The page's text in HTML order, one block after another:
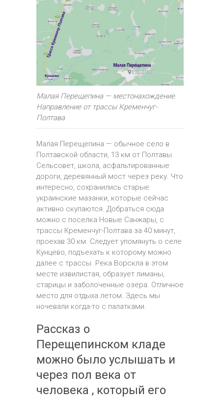
Малая Перещепина — местонахождение.
Направление от трассы Кременчуг-
Полтава
Малая Перещепина — обычное село в
Полтавской области, 13 км от Полтавы.
Сельсовет, школа, асфальтированные
дороги, деревянный мост через реку. Что
интересно, сохранились старые
украинские мазанки, которые сейчас
активно скупаются. Добраться сюда
можно с поселка Новые Санжары, с
трассы Кременчуг-Полтава за 40 минут,
проехав 30 км. Следует упомянуть о селе
Кунцево, подъехать к которому можно
далее с трассы. Река Ворскла в этом
месте извилистая, образует лиманы,
старицы и заболоченные озёра. Отличное
место для отдыха летом. Здесь мы
ночевали когда-то с палатками.
Рассказ о
Перещепинском кладе
можно было услышать и
через пол века от
человека , который его